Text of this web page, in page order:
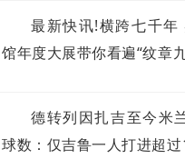
最新快讯!横跨七千年
馆年度大展带你看遍“纹章
德转列因扎吉至今米
球数：仅吉鲁一人打进超